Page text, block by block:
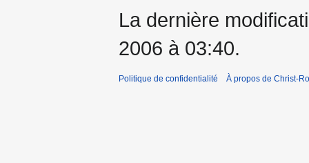
La dernière
2006 à 03:40.
Politique de confidentialité À propos de Christ-